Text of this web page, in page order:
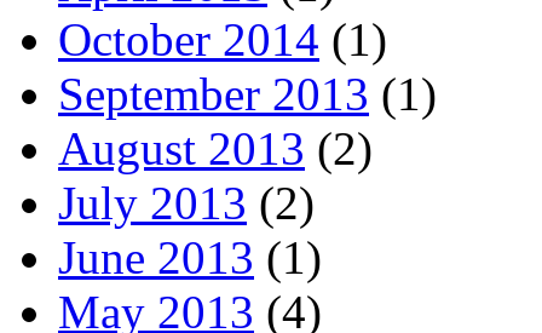
October 2014 (1)
September 2013 (1)
August 2013 (2)
July 2013 (2)
June 2013 (1)
May 2013 (4)